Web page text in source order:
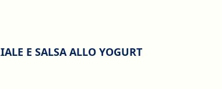
E SALSA ALLO YOGURT